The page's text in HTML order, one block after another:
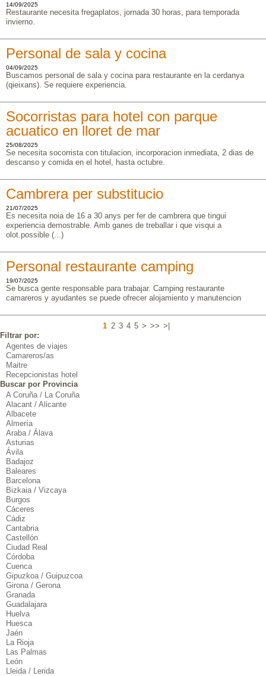
14/09/2025
Restaurante necesita fregaplatos, jornada 30 horas, para temporada
invierno.
Personal de sala y cocina
04/09/2025
Buscamos personal de sala y cocina para restaurante en la cerdanya
(qieixans). Se requiere experiencia.
Socorristas para hotel con parque
acuatico en lloret de mar
25/08/2025
Se necesita socorrista con titulacion, incorporacion inmediata, 2 dias de
descanso y comida en el hotel, hasta octubre.
Cambrera per substitucio
21/07/2025
Es necesita noia de 16 a 30 anys per fer de cambrera que tingui
experiencia demostrable. Amb ganes de treballar i que visqui a
olot.possible (...)
Personal restaurante camping
19/07/2025
Se busca gente responsable para trabajar. Camping restaurante
camareros y ayudantes se puede ofrecer alojamiento y manutencion
1 2 3 4 5 > >> >|
Filtrar por:
Agentes de viajes
Camareros/as
Maitre
Recepcionistas hotel
Buscar por Provincia
A Coruña / La Coruña
Alacant / Alicante
Albacete
Almería
Araba / Álava
Asturias
Ávila
Badajoz
Baleares
Barcelona
Bizkaia / Vizcaya
Burgos
Cáceres
Cádiz
Cantabria
Castellón
Ciudad Real
Córdoba
Cuenca
Gipuzkoa / Guipuzcoa
Girona / Gerona
Granada
Guadalajara
Huelva
Huesca
Jaén
La Rioja
Las Palmas
León
Lleida / Lerida